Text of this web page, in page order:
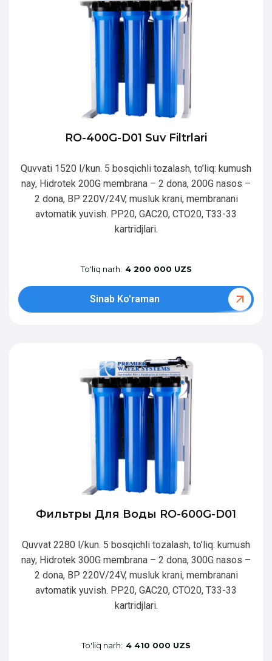
RO-400G-D01 Suv Filtrlari
Quvvati 1520 l/kun. 5 bosqichli tozalash, to’liq: kumush
nay, Hidrotek 200G membrana – 2 dona, 200G nasos –
2 dona, BP 220V/24V, musluk krani, membranani
avtomatik yuvish. PP20, GAC20, CTO20, T33-33
kartridjlari.
To'liq narh: 4 200 000 UZS
Sinab Ko'raman
Фильтры Для Воды RO-600G-D01
Quvvat 2280 l/kun. 5 bosqichli tozalash, to’liq: kumush
nay, Hidrotek 300G membrana – 2 dona, 300G nasos –
2 dona, BP 220V/24V, musluk krani, membranani
avtomatik yuvish. PP20, GAC20, CTO20, T33-33
kartridjlari.
To'liq narh: 4 410 000 UZS